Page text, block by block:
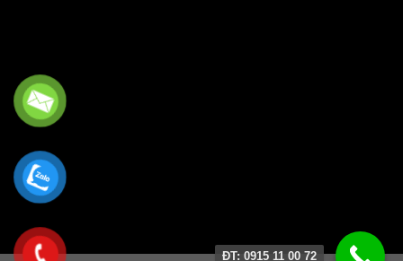
ĐT: 0915 11 00 72